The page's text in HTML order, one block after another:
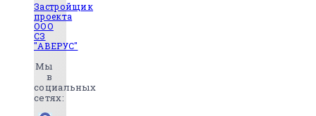
Застройщик
проекта
ООО
СЗ
"АВЕРУС"
Мы
в
социальных
сетях: